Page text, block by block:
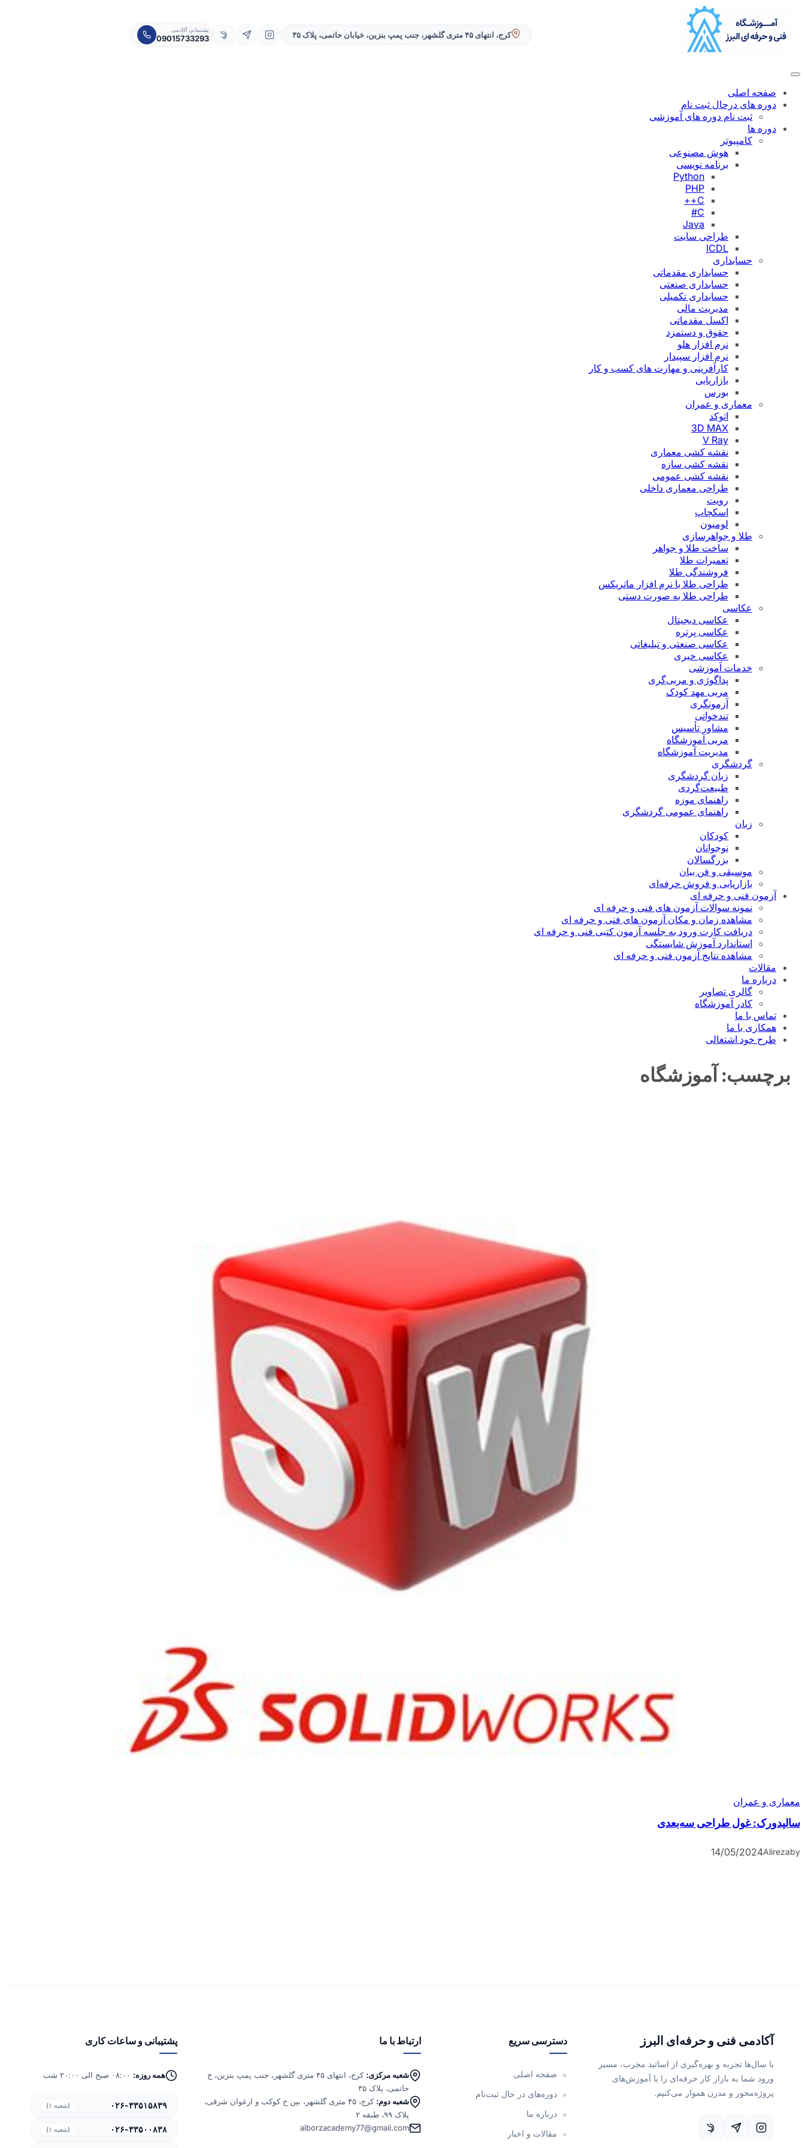
محتوا
کرج، انتهای ۴۵ متری گلشهر، جنب پمپ بنزین، خیابان حاتمی، پلاک ۳۵
پشتیبانی آکادمی
09015733293
صفحه اصلی
دوره های درحال ثبت نام
ثبت نام دوره های آموزشی
دوره ها
کامپیوتر
هوش مصنوعی
برنامه نویسی
Python
PHP
C++
C#
Java
طراحی سایت
ICDL
حسابداری
حسابداری مقدماتی
حسابداری صنعتی
حسابداری تکمیلی
مدیریت مالی
اکسل مقدماتی
حقوق و دستمزد
نرم افزار هلو
نرم افزار سپیدار
کارآفرینی و مهارت های کسب و کار
بازاریابی
بورس
معماری و عمران
اتوکد
3D MAX
V Ray
نقشه کشی معماری
نقشه کشی سازه
نقشه کشی عمومی
طراحی معماری داخلی
رویت
اسکچاپ
لومیون
طلا و جواهرسازی
ساخت طلا و جواهر
تعمیرات طلا
فروشندگی طلا
طراحی طلا با نرم افزار ماتریکس
طراحی طلا به صورت دستی
عکاسی
عکاسی دیجیتال
عکاسی پرتره
عکاسی صنعتی و تبلیغاتی
عکاسی خبری
خدمات آموزشی
پداگوژی و مربی‌گری
مربی مهد کودک
آزمونگری
تندخوانی
مشاور تأسیس
مربی آموزشگاه
مدیریت آموزشگاه
گردشگری
زبان گردشگری
طبیعت‌گردی
راهنمای موزه
راهنمای عمومی گردشگری
زبان
کودکان
نوجوانان
بزرگسالان
موسیقی و فن بیان
بازاریابی و فروش حرفه‌ای
آزمون فنی و حرفه ای
نمونه سوالات آزمون های فنی و حرفه ای
مشاهده زمان و مکان آزمون های فنی و حرفه ای
دریافت کارت ورود به جلسه آزمون کتبی فنی و حرفه ای
استاندارد آموزش شایستگی
مشاهده نتایج آزمون فنی و حرفه ای
مقالات
درباره ما
گالری تصاویر
کادر آموزشگاه
تماس با ما
همکاری با ما
طرح خود اشتغالی
برچسب: آموزشگاه
معماری و عمران
سالیدورک: غول طراحی سه‌بعدی
by
Alireza
14/05/2024
آکادمی فنی و حرفه‌ای البرز
با سال‌ها تجربه و بهره‌گیری از اساتید مجرب، مسیر
ورود شما به بازار کار حرفه‌ای را با آموزش‌های
پروژه‌محور و مدرن هموار می‌کنیم.
دسترسی سریع
صفحه اصلی
دوره‌های در حال ثبت‌نام
درباره ما
مقالات و اخبار
ارتباط با ما
شعبه مرکزی:
کرج، انتهای ۴۵ متری گلشهر، جنب پمپ بنزین، خ
حاتمی، پلاک ۳۵
شعبه دوم:
کرج، ۴۵ متری گلشهر، بین خ کوکب و ارغوان شرقی،
پلاک ۹۹، طبقه ۲
alborzacademy77@gmail.com
پشتیبانی و ساعات کاری
همه روزه:
۰۲۶-۳۳۵۱۵۸۳۹ (شعبه ۱)
۰۲۶-۳۳۵۰۰۸۳۸ (شعبه ۱)